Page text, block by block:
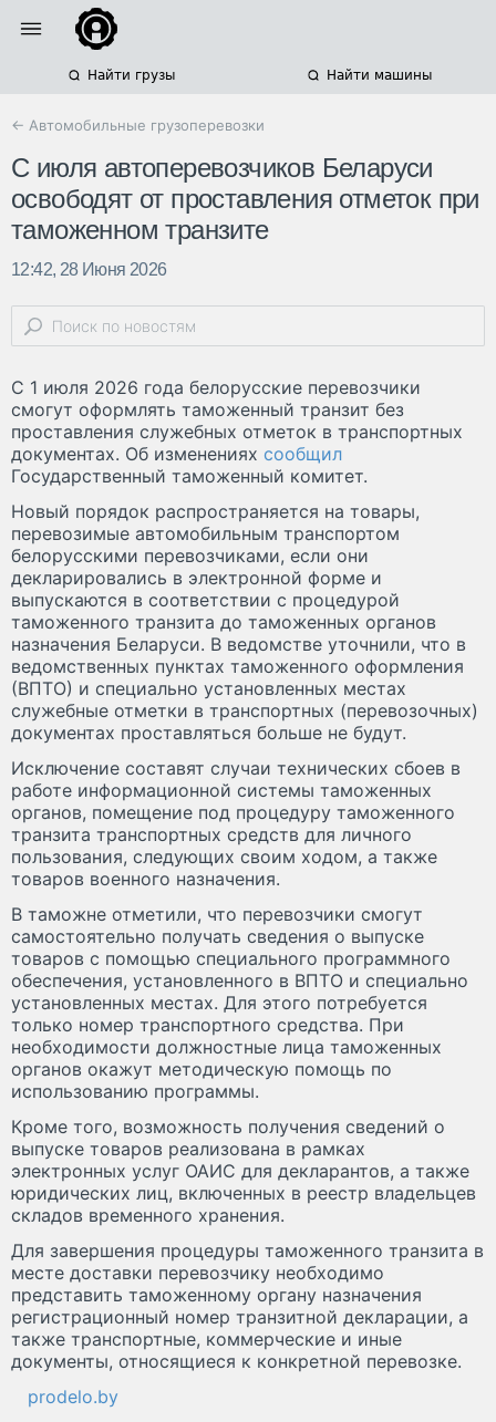
Найти грузы Найти машины
← Автомобильные грузоперевозки
С июля автоперевозчиков Беларуси
освободят от проставления отметок при
таможенном транзите
12:42, 28 Июня 2026
С 1 июля 2026 года белорусские перевозчики
смогут оформлять таможенный транзит без
проставления служебных отметок в транспортных
документах. Об изменениях сообщил
Государственный таможенный комитет.
Новый порядок распространяется на товары,
перевозимые автомобильным транспортом
белорусскими перевозчиками, если они
декларировались в электронной форме и
выпускаются в соответствии с процедурой
таможенного транзита до таможенных органов
назначения Беларуси. В ведомстве уточнили, что в
ведомственных пунктах таможенного оформления
(ВПТО) и специально установленных местах
служебные отметки в транспортных (перевозочных)
документах проставляться больше не будут.
Исключение составят случаи технических сбоев в
работе информационной системы таможенных
органов, помещение под процедуру таможенного
транзита транспортных средств для личного
пользования, следующих своим ходом, а также
товаров военного назначения.
В таможне отметили, что перевозчики смогут
самостоятельно получать сведения о выпуске
товаров с помощью специального программного
обеспечения, установленного в ВПТО и специально
установленных местах. Для этого потребуется
только номер транспортного средства. При
необходимости должностные лица таможенных
органов окажут методическую помощь по
использованию программы.
Кроме того, возможность получения сведений о
выпуске товаров реализована в рамках
электронных услуг ОАИС для декларантов, а также
юридических лиц, включенных в реестр владельцев
складов временного хранения.
Для завершения процедуры таможенного транзита в
месте доставки перевозчику необходимо
представить таможенному органу назначения
регистрационный номер транзитной декларации, а
также транспортные, коммерческие и иные
документы, относящиеся к конкретной перевозке.
prodelo.by